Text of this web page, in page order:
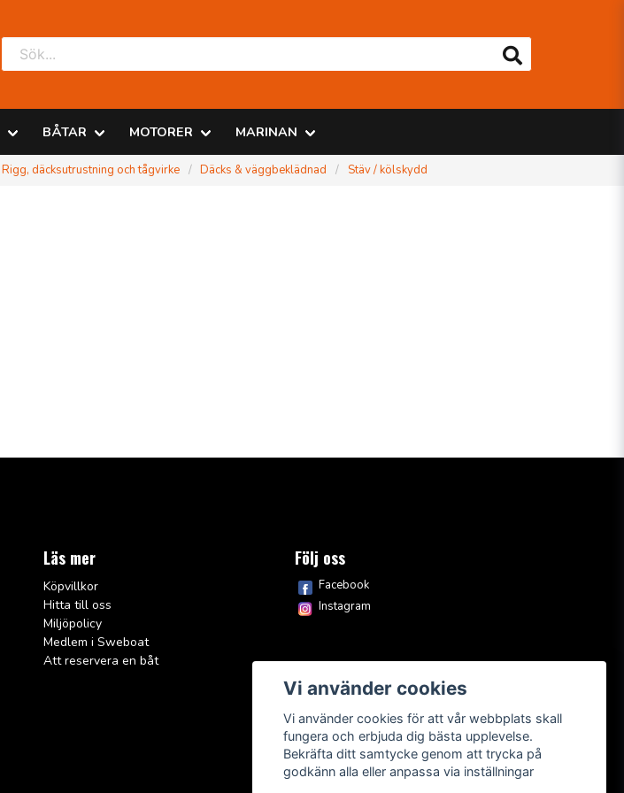
BÅTAR MOTORER MARINAN
Rigg, däcksutrustning och tågvirke Däcks & väggbeklädnad Stäv / kölskydd
Läs mer
Köpvillkor
Hitta till oss
Miljöpolicy
Medlem i Sweboat
Att reservera en båt
Följ oss
Facebook
Instagram
Vi använder cookies
Vi använder cookies för att vår webbplats skall
fungera och erbjuda dig bästa upplevelse.
Bekräfta ditt samtycke genom att trycka på
godkänn alla eller anpassa via inställningar